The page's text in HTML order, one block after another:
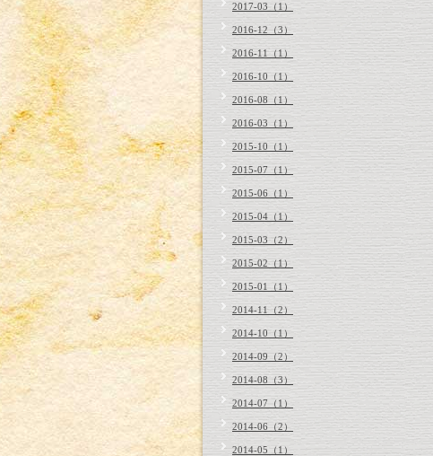
2017-03（1）
2016-12（3）
2016-11（1）
2016-10（1）
2016-08（1）
2016-03（1）
2015-10（1）
2015-07（1）
2015-06（1）
2015-04（1）
2015-03（2）
2015-02（1）
2015-01（1）
2014-11（2）
2014-10（1）
2014-09（2）
2014-08（3）
2014-07（1）
2014-06（2）
2014-05（1）